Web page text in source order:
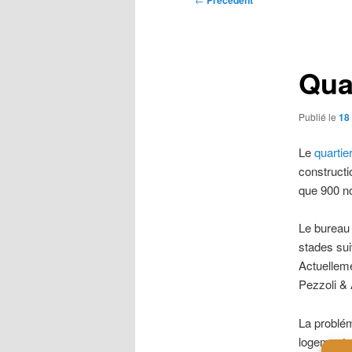
Publié le
Le
que 900
Le
stades
Pezzoli &
La